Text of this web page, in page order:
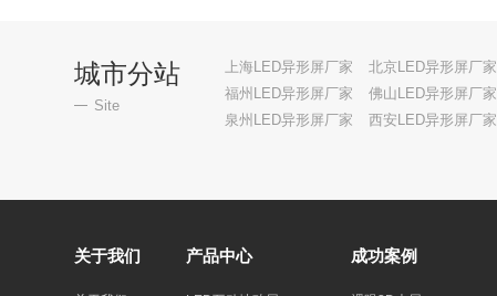
城市分站
Site
上海LED异形屏厂家 北京LED异形屏厂家
福州LED异形屏厂家
佛山LED异形屏厂家
泉州LED异形屏厂家
西安LED异形屏厂家
关于我们 产品中心 成功案例